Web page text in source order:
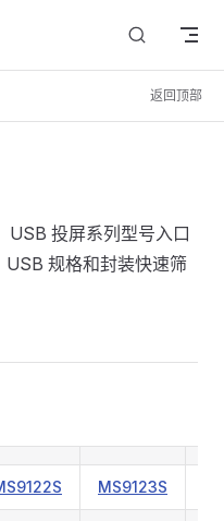
返回顶部
投屏系列型号入口
规格和封装快速筛
MS9123S